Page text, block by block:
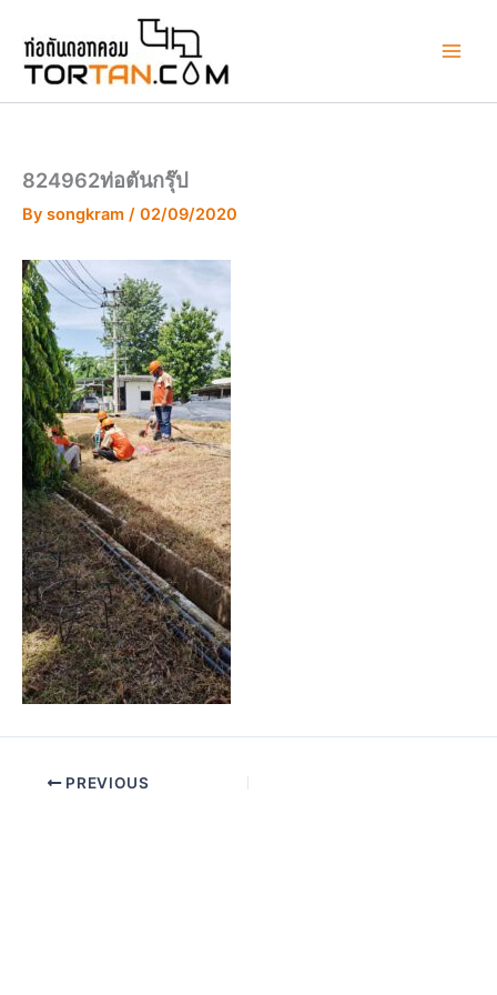
content
824962ท่อตันกรุ๊ป
By songkram / 02/09/2020
PREVIOUS